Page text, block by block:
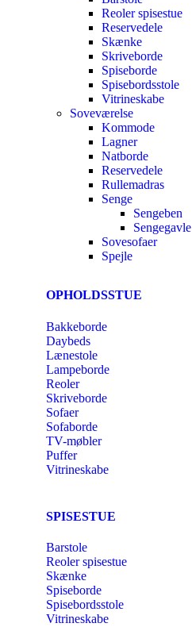
Reoler spisestue
Reservedele
Skænke
Skriveborde
Spiseborde
Spisebordsstole
Vitrineskabe
Soveværelse
Kommode
Lagner
Natborde
Reservedele
Rullemadras
Senge
Sengeben
Sengegavle
Sovesofaer
Spejle
OPHOLDSSTUE
Bakkeborde
Daybeds
Lænestole
Lampeborde
Reoler
Skriveborde
Sofaer
Sofaborde
TV-møbler
Puffer
Vitrineskabe
SPISESTUE
Barstole
Reoler spisestue
Skænke
Spiseborde
Spisebordsstole
Vitrineskabe